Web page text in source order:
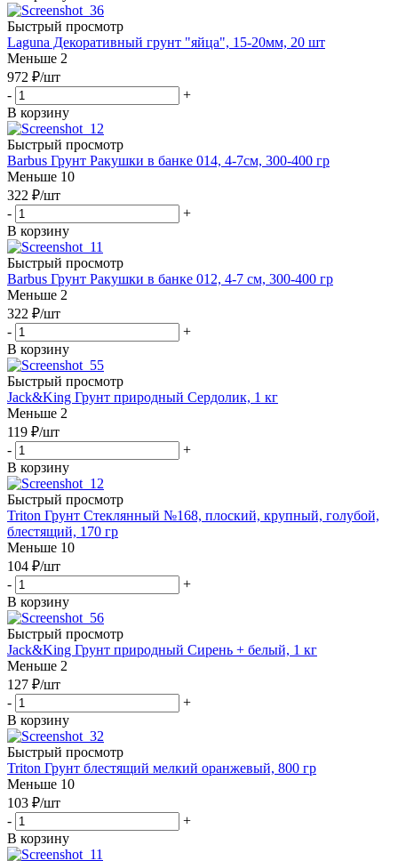
Быстрый просмотр
Laguna Декоративный грунт "яйца", 15-20мм, 20 шт
Меньше 2
972 ₽/шт
-
+
В корзину
Быстрый просмотр
Barbus Грунт Ракушки в банке 014, 4-7см, 300-400 гр
Меньше 10
322 ₽/шт
-
+
В корзину
Быстрый просмотр
Barbus Грунт Ракушки в банке 012, 4-7 см, 300-400 гр
Меньше 2
322 ₽/шт
-
+
В корзину
Быстрый просмотр
Jack&King Грунт природный Сердолик, 1 кг
Меньше 2
119 ₽/шт
-
+
В корзину
Быстрый просмотр
Triton Грунт Стеклянный №168, плоский, крупный, голубой,
блестящий, 170 гр
Меньше 10
104 ₽/шт
-
+
В корзину
Быстрый просмотр
Jack&King Грунт природный Сирень + белый, 1 кг
Меньше 2
127 ₽/шт
-
+
В корзину
Быстрый просмотр
Triton Грунт блестящий мелкий оранжевый, 800 гр
Меньше 10
103 ₽/шт
-
+
В корзину